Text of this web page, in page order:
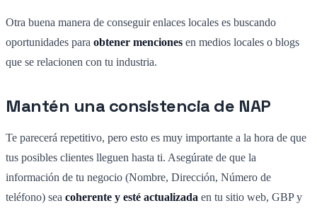
Otra buena manera de conseguir enlaces locales es buscando
oportunidades para obtener menciones en medios locales o blogs
que se relacionen con tu industria.
Mantén una consistencia de NAP
Te parecerá repetitivo, pero esto es muy importante a la hora de que
tus posibles clientes lleguen hasta ti. Asegúrate de que la
información de tu negocio (Nombre, Dirección, Número de
teléfono) sea coherente y esté actualizada en tu sitio web, GBP y